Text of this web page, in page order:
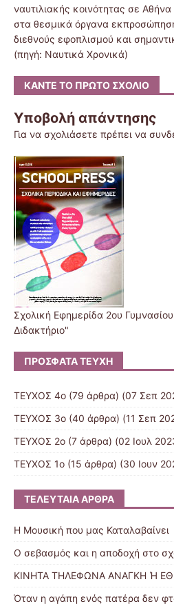
ναυτιλιακής κοινότητας σε
στα θεσμικά όργανα
διεθνούς εφοπλισμού και
(πηγή: Ναυτικά Χρονικά)
ΚΆΝΤΕ ΤΟ ΠΡΏΤΟ ΣΧΌΛΙΟ
Υποβολή απάντησης
Για να σχολιάσετε πρέπει να
Σχολική Eφημερίδα 2ου
Διδακτήριο"
ΠΡΌΣΦΑΤΑ ΤΕΎΧΗ
ΤΕΥΧΟΣ 4ο (79 άρθρα) (07 Σεπ
ΤΕΥΧΟΣ 3ο (40 άρθρα) (11 Σεπ
ΤΕΥΧΟΣ 2ο (7 άρθρα) (02 Ιουλ
ΤΕΥΧΟΣ 1o (15 άρθρα) (30 Ιουν
ΤΕΛΕΥΤΑΊΑ ΆΡΘΡΑ
Η Μουσική που μας Καταλαβαίνει
Ο σεβασμός και η αποδοχή στο
ΚΙΝΗΤΑ ΤΗΛΕΦΩΝΑ AΝΑΓΚΗ Ή
Όταν η αγάπη ενός πατέρα δεν